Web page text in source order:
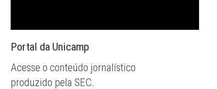
Portal da Unicamp
Acesse o conteúdo jornalístico
produzido pela SEC.